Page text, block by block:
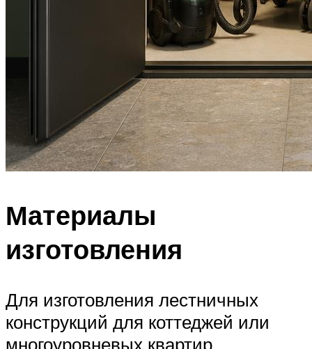
Материалы
изготовления
Для изготовления лестничных
конструкций для коттеджей или
многоуровневых квартир